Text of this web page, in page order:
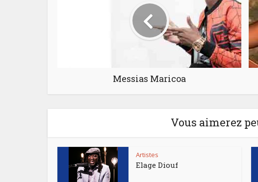
Messias Maricoa
Vous aimerez
Artistes
Elage Diouf